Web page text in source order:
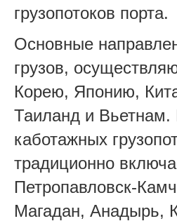
грузопотоков порта.
Основные
грузов,
Корею, Японию,
Таиланд и Вьетнам.
каботажных
традиционно
Петропавловск-
Магадан, Анадырь,